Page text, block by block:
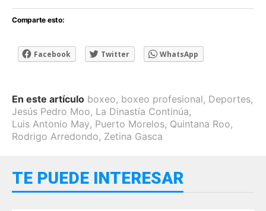
Comparte esto:
Facebook Twitter WhatsApp
En este artículo boxeo, boxeo profesional, Deportes,
Jesús Pedro Moo, La Dinastía Continúa,
Luis Antonio May, Puerto Morelos, Quintana Roo,
Rodrigo Arredondo, Zetina Gasca
TE PUEDE INTERESAR